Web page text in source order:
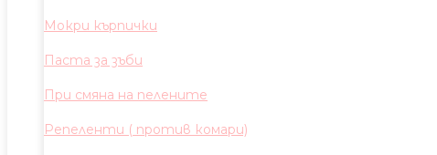
Мокри кърпички
Паста за зъби
При смяна на пелените
Репеленти ( против комари)